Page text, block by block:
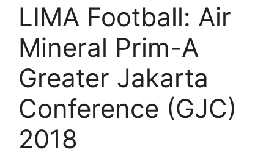
LIMA Football: Air
Mineral Prim-A
Greater Jakarta
Conference (GJC)
2018